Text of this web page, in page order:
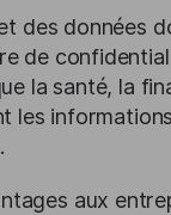
des données
de
la santé, la
les
aux